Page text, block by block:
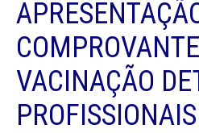
VACINAÇÃO